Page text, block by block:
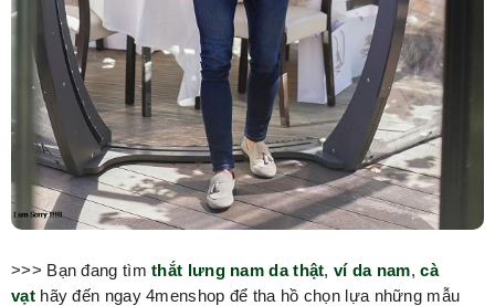
>>> Bạn đang tìmthắt lưng nam da thật,ví da nam,cà
vạthãy đến ngay 4menshop để tha hồ chọn lựa những mẫu